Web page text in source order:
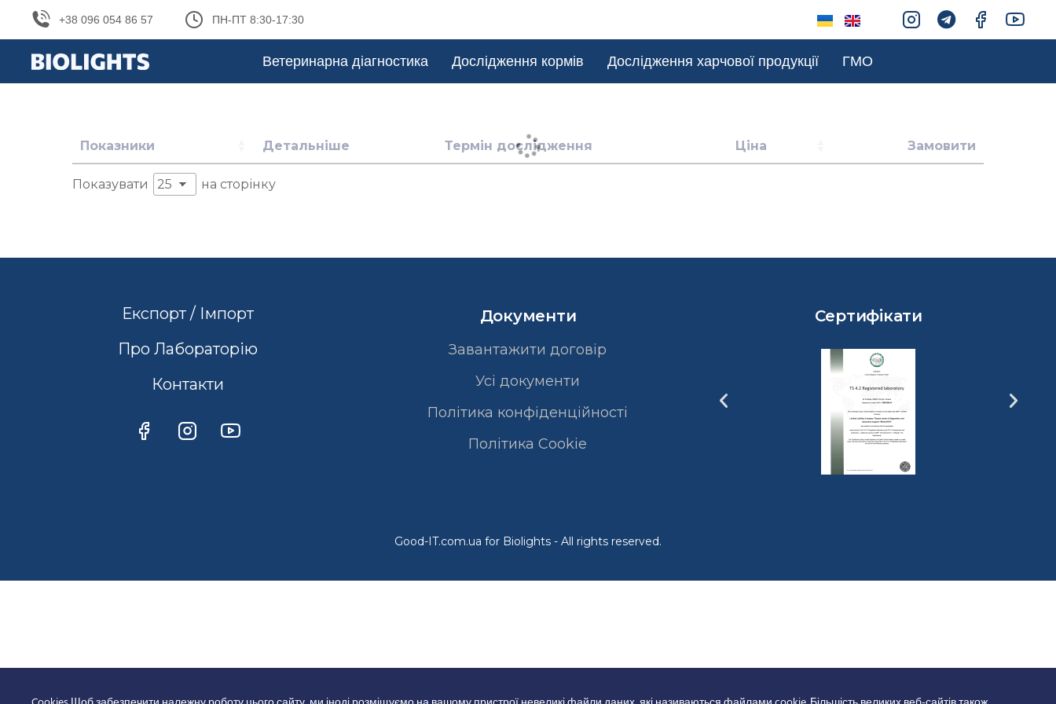
+38 096 054 86 57 ПН-ПТ 8:30-17:30
Ветеринарна діагностика Дослідження кормів Дослідження харчової продукції ГМО
Показники Детальніше Термін дослідження Ціна Замовити
Показувати на сторінку
Експорт / Імпорт
Про Лабораторію
Контакти
Документи
Завантажити договір
Усі документи
Політика конфіденційності
Полiтика Cookie
Сертифікати
Good-IT.com.ua for Biolights - All rights reserved.